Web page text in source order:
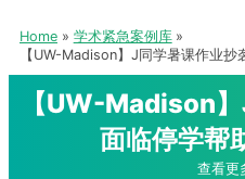
Home
学术紧急案例库
【UW-Madison】J同学暑课作业
【UW-Madison
面临停学帮
查看更